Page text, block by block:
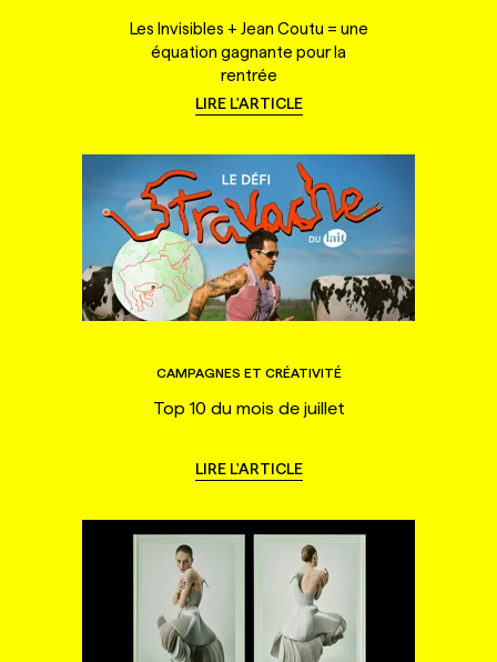
Les Invisibles + Jean Coutu = une
équation gagnante pour la
rentrée
LIRE L'ARTICLE
CAMPAGNES ET CRÉATIVITÉ
Top 10 du mois de juillet
LIRE L'ARTICLE